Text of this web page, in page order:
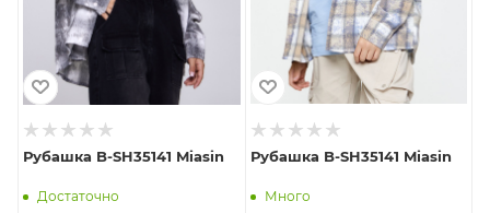
Рубашка B-SH35141 Miasin
Достаточно
Рубашка B-SH35141 Miasin
Много